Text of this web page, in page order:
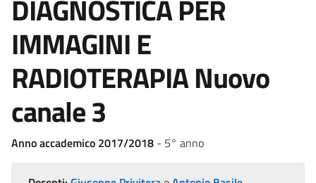
DIAGNOSTICA PER
IMMAGINI E
RADIOTERAPIA Nuovo
canale 3
Anno accademico 2017/2018 - 5° anno